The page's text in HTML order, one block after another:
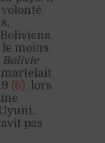
le moins
Bolivie
(6), lors
pas